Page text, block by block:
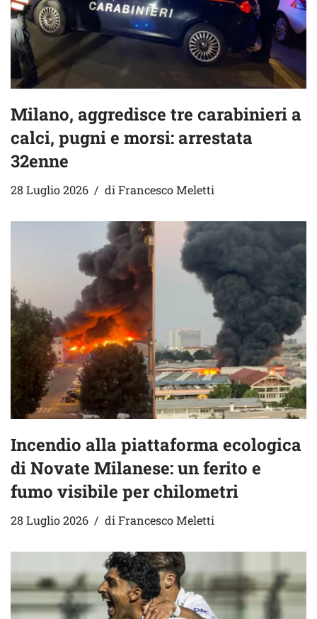
Milano, aggredisce tre carabinieri a
calci, pugni e morsi: arrestata
32enne
28 Luglio 2026 di Francesco Meletti
Incendio alla piattaforma ecologica
di Novate Milanese: un ferito e
fumo visibile per chilometri
28 Luglio 2026 di Francesco Meletti